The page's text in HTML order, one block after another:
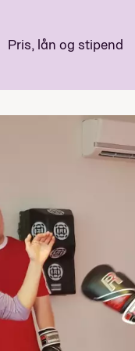
Pris, lån og stipend